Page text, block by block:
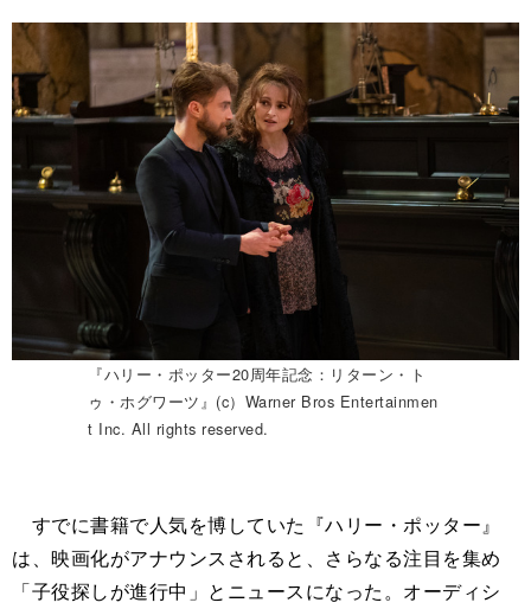
『ハリー・ポッター20周年記念：リターン・ト
ゥ・ホグワーツ』(c）Warner Bros Entertainmen
t Inc. All rights reserved.
すでに書籍で人気を博していた『ハリー・ポッター』
は、映画化がアナウンスされると、さらなる注目を集め
「子役探しが進行中」とニュースになった。オーディシ